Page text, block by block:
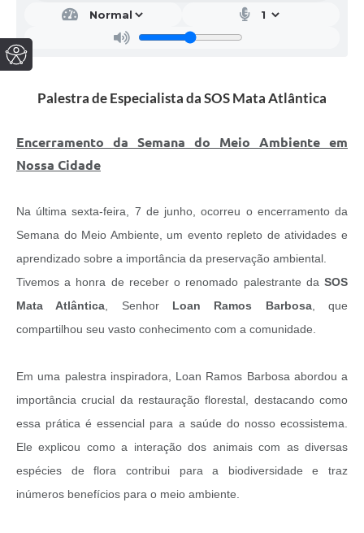
Palestra de Especialista da SOS Mata Atlântica
Encerramento da Semana do Meio Ambiente em
Nossa Cidade
Na última sexta-feira, 7 de junho, ocorreu o encerramento da
Semana do Meio Ambiente, um evento repleto de atividades e
aprendizado sobre a importância da preservação ambiental.
Tivemos a honra de receber o renomado palestrante da SOS
Mata Atlântica , Senhor Loan Ramos Barbosa, que
compartilhou seu vasto conhecimento com a comunidade.
Em uma palestra inspiradora, Loan Ramos Barbosa abordou a
importância crucial da restauração florestal, destacando como
essa prática é essencial para a saúde do nosso ecossistema.
Ele explicou como a interação dos animais com as diversas
espécies de flora contribui para a biodiversidade e traz
inúmeros benefícios para o meio ambiente.